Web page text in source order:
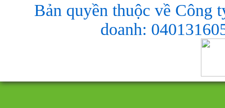
Bản quyền thuộc về Công
doanh: